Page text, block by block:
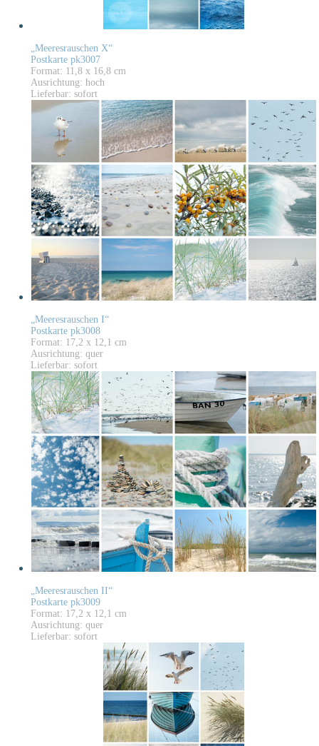
„Meeresrauschen X“
Postkarte pk3007
Format: 11,8 x 16,8 cm
Ausrichtung: hoch
Lieferbar: sofort
„Meeresrauschen I“
Postkarte pk3008
Format: 17,2 x 12,1 cm
Ausrichtung: quer
Lieferbar: sofort
„Meeresrauschen II“
Postkarte pk3009
Format: 17,2 x 12,1 cm
Ausrichtung: quer
Lieferbar: sofort